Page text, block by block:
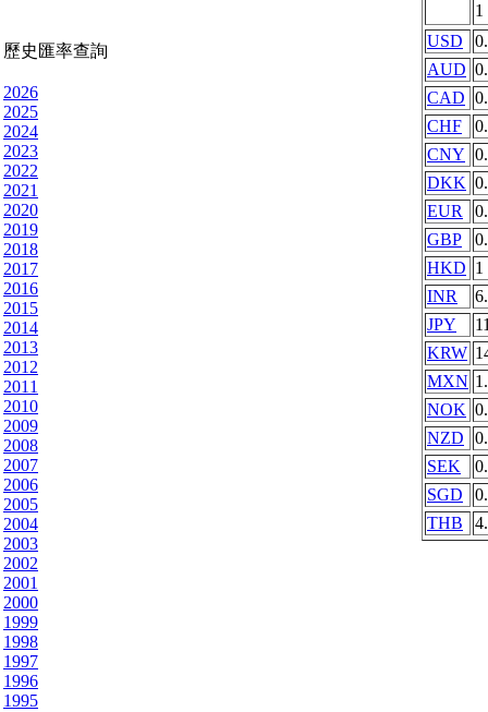
歷史匯率查詢
2026
2025
2024
2023
2022
2021
2020
2019
2018
2017
2016
2015
2014
2013
2012
2011
2010
2009
2008
2007
2006
2005
2004
2003
2002
2001
2000
1999
1998
1997
1996
1995
1
USD
AUD
CAD
CHF
CNY
DKK
EUR
GBP
HKD 1
INR
JPY
KRW
MXN
NOK
NZD
SEK
SGD
THB